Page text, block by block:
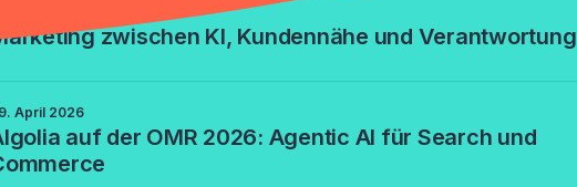
zwischen KI, Kundennähe und Verantwortung
April 2026
auf der OMR 2026: Agentic AI für Search und